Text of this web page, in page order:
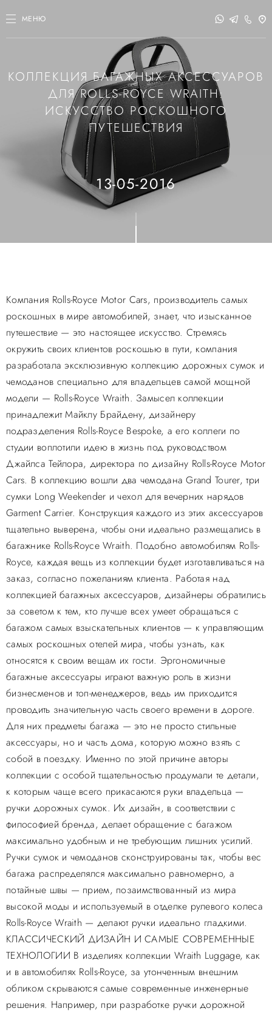
МЕНЮ
КОЛЛЕКЦИЯ БАГАЖНЫХ АКСЕССУАРОВ
ДЛЯ ROLLS-ROYCE WRAITH:
ИСКУССТВО РОСКОШНОГО
ПУТЕШЕСТВИЯ
13-05-2016
Компания Rolls-Royce Motor Cars, производитель самых
роскошных в мире автомобилей, знает, что изысканное
путешествие — это настоящее искусство. Стремясь
окружить своих клиентов роскошью в пути, компания
разработала эксклюзивную коллекцию дорожных сумок и
чемоданов специально для владельцев самой мощной
модели — Rolls-Royce Wraith. Замысел коллекции
принадлежит Майклу Брайдену, дизайнеру
подразделения Rolls-Royce Bespoke, а его коллеги по
студии воплотили идею в жизнь под руководством
Джайлса Тейлора, директора по дизайну Rolls-Royce Motor
Cars. В коллекцию вошли два чемодана Grand Tourer, три
сумки Long Weekender и чехол для вечерних нарядов
Garment Carrier. Конструкция каждого из этих аксессуаров
тщательно выверена, чтобы они идеально размещались в
багажнике Rolls-Royce Wraith. Подобно автомобилям Rolls-
Royce, каждая вещь из коллекции будет изготавливаться на
заказ, согласно пожеланиям клиента. Работая над
коллекцией багажных аксессуаров, дизайнеры обратились
за советом к тем, кто лучше всех умеет обращаться с
багажом самых взыскательных клиентов — к управляющим
самых роскошных отелей мира, чтобы узнать, как
относятся к своим вещам их гости. Эргономичные
багажные аксессуары играют важную роль в жизни
бизнесменов и топ-менеджеров, ведь им приходится
проводить значительную часть своего времени в дороге.
Для них предметы багажа — это не просто стильные
аксессуары, но и часть дома, которую можно взять с
собой в поездку. Именно по этой причине авторы
коллекции с особой тщательностью продумали те детали,
к которым чаще всего прикасаются руки владельца —
ручки дорожных сумок. Их дизайн, в соответствии с
философией бренда, делает обращение с багажом
максимально удобным и не требующим лишних усилий.
Ручки сумок и чемоданов сконструированы так, чтобы вес
багажа распределялся максимально равномерно, а
потайные швы — прием, позаимствованный из мира
высокой моды и используемый в отделке рулевого колеса
Rolls-Royce Wraith — делают ручки идеально гладкими.
КЛАССИЧЕСКИЙ ДИЗАЙН И САМЫЕ СОВРЕМЕННЫЕ
ТЕХНОЛОГИИ В изделиях коллекции Wraith Luggage, как
и в автомобилях Rolls-Royce, за утонченным внешним
обликом скрываются самые современные инженерные
решения. Например, при разработке ручки дорожной